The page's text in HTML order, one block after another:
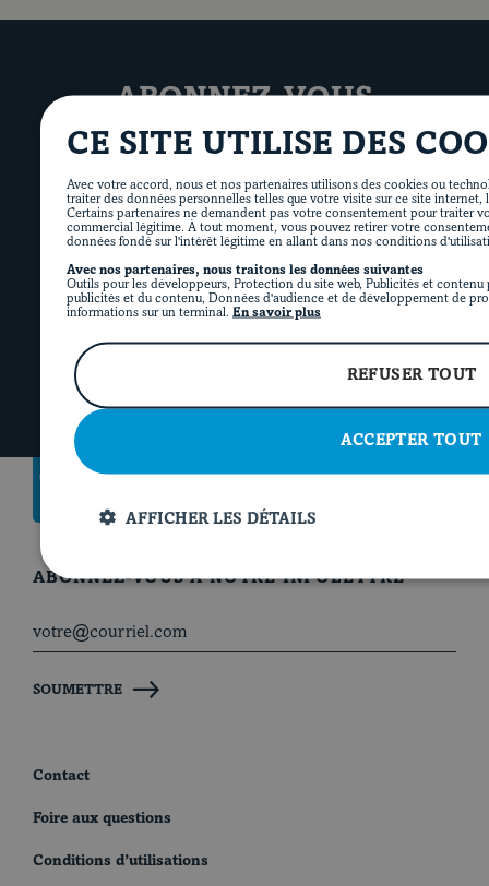
ABONNEZ-VOUS
à notre infolettre
Recevez nos idées de repas directement dans
votre boîte courriel!
Revenir à la page d’accueil
Contact
Foire aux questions
Conditions d’utilisations
ABONNEZ-VOUS À NOTRE INFOLETTRE
SOUMETTRE
CE SITE UTILISE DES
Avec votre accord, nous et nos partenaires utilisons des cookies ou
traiter des données personnelles telles que votre visite sur ce site internet,
Certains partenaires ne demandent pas votre consentement pour traiter
commercial légitime. À tout moment, vous pouvez retirer votre
données fondé sur l'intérêt légitime en allant dans nos conditions
Avec nos partenaires, nous traitons les données suivantes
Outils pour les développeurs, Protection du site web, Publicités et
publicités et du contenu, Données d'audience et de développement de
informations sur un terminal. En savoir plus
ACCEPTER TOUT
REFUSER TOUT
AFFICHER LES DÉTAILS